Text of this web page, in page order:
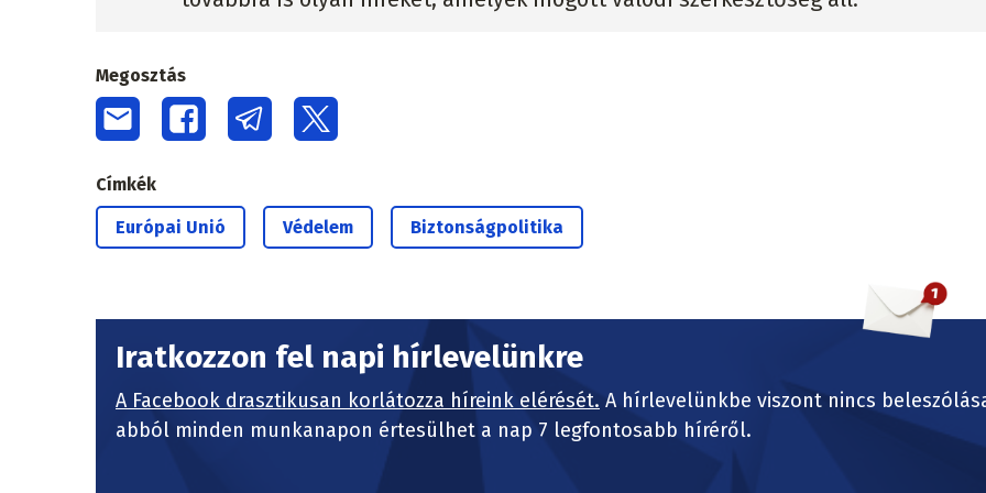
Megosztás
Címkék
Európai Unió Védelem Biztonságpolitika
Iratkozzon fel napi hírlevelünkre
A Facebook drasztikusan korlátozza híreink elérését. A hírlevelünkbe viszont nincs
abból minden munkanapon értesülhet a nap 7 legfontosabb híréről.